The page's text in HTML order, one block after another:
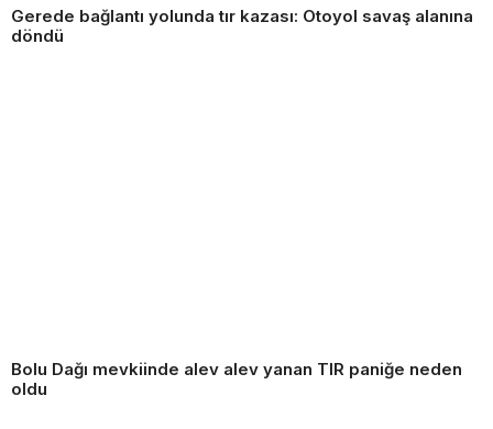
Gerede bağlantı yolunda tır kazası: Otoyol savaş alanına
döndü
Bolu Dağı mevkiinde alev alev yanan TIR paniğe neden
oldu